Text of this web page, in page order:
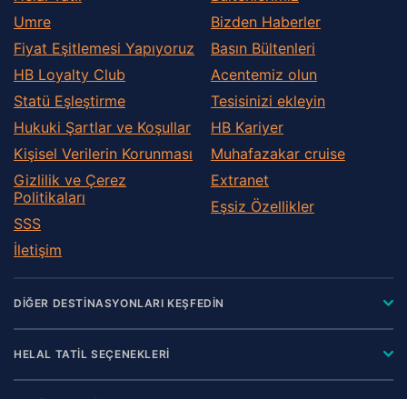
Umre
Fiyat Eşitlemesi Yapıyoruz
HB Loyalty Club
Statü Eşleştirme
Hukuki Şartlar ve Koşullar
Kişisel Verilerin Korunması
Gizlilik ve Çerez
Politikaları
SSS
İletişim
Bizden Haberler
Basın Bültenleri
Acentemiz olun
Tesisinizi ekleyin
HB Kariyer
Muhafazakar сruise
Extranet
Eşsiz Özellikler
DİĞER DESTİNASYONLARI KEŞFEDİN
HELAL TATİL SEÇENEKLERİ